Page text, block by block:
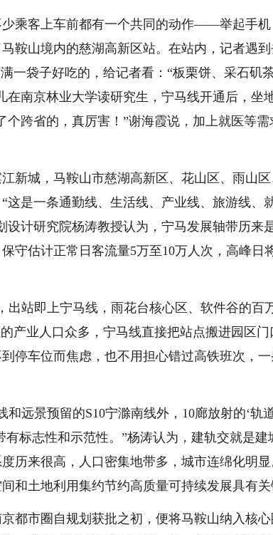
乘客上车前都有一个共同的动作——举起手机
鞍山境内的慈湖高新区站。在站内，记者遇
一袋子好吃的，给记者看：“板栗饼、采石矶
南京林业大学读研究生，宁马线开通后，坐
跨省的，真厉害！”谢海霞说，加上就医等需
城，马鞍山市慈湖高新区、花山区、雨山区
这是一条通勤线、生活线、产业线、旅游线
设计研究院杨涛教授认为，宁马发展轴带历来
守估计正常日客流量5万至10万人次，高峰日
站即上宁马线，雨花台核心区、软件谷的百
产业人口众多，宁马线直接把站点搬进园区
停车位而焦虑，也不用担心错过高铁班次，
远景预留的S10宁滁南线外，10廊放射的‘轨
有标志性和示范性。”杨涛认为，建轨交就是
历来很高，人口密集地带多，城市连绵化明
和土地利用集约节约高质量可持续发展具有关
市圈自规划获批之初，便将马鞍山纳入核心